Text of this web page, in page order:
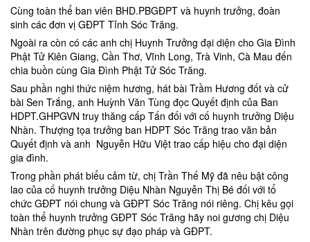
Cùng toàn thể ban viên BHD.PBGĐPT và huynh trưởng, đoàn
sinh các đơn vị GĐPT Tỉnh Sóc Trăng.
Ngoài ra còn có các anh chị Huynh Trưởng đại diện cho Gia Đình
Phật Tử Kiên Giang, Cần Thơ, Vĩnh Long, Trà Vinh, Cà Mau đến
chia buồn cùng Gia Đình Phật Tử Sóc Trăng.
Sau phần nghi thức niệm hương, hát bài Trầm Hương đốt và cử
bài Sen Trắng, anh Huỳnh Văn Tùng đọc Quyết định của Ban
HDPT.GHPGVN truy thăng cấp Tấn đối với cố huynh trưởng Diệu
Nhàn. Thượng tọa trưởng ban HDPT Sóc Trăng trao văn bản
Quyết định và anh Nguyễn Hữu Việt trao cấp hiệu cho đại diện
gia đình.
Trong phần phát biểu cảm từ, chị Trần Thế Mỹ đã nêu bật công
lao của cố huynh trưởng Diệu Nhàn Nguyễn Thị Bé đối với tổ
chức GĐPT nói chung và GĐPT Sóc Trăng nói riêng. Chị kêu gọi
toàn thể huynh trưởng GĐPT Sóc Trăng hãy noi gương chị Diệu
Nhàn trên đường phục sự đạo pháp và GĐPT.